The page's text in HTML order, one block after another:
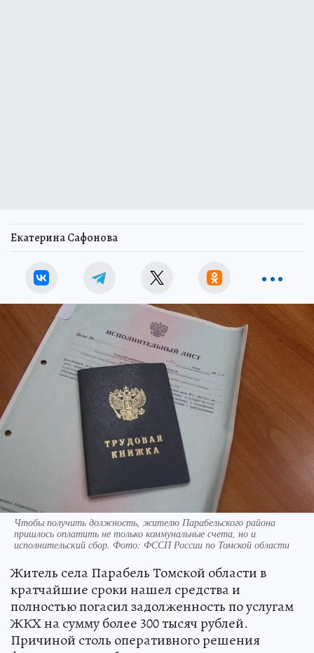
Екатерина Сафонова
Чтобы получить должность, жителю Парабельского района
пришлось оплатить не только коммунальные счета, но и
исполнительский сбор. Фото: ФССП России по Томской области
Житель села Парабель Томской области в
кратчайшие сроки нашел средства и
полностью погасил задолженность по услугам
ЖКХ на сумму более 300 тысяч рублей.
Причиной столь оперативного решения